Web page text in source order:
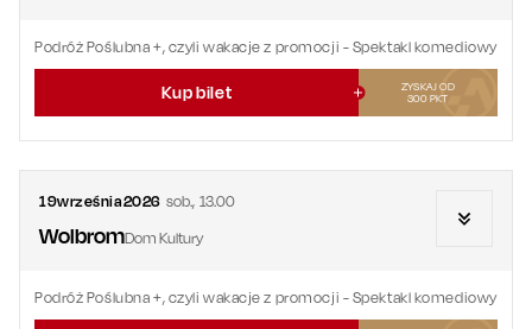
Podróż Poślubna +, czyli wakacje z promocji - Spektakl komediowy
Kup bilet
ZYSKAJ OD
300 PKT
19września2026 sob., 13.00
WolbromDom Kultury
Podróż Poślubna +, czyli wakacje z promocji - Spektakl komediowy